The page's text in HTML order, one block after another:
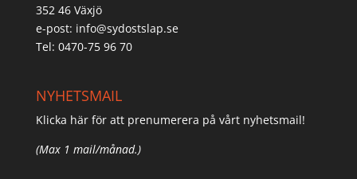
352 46 Växjö
e-post: info@sydostslap.se
Tel: 0470-75 96 70
NYHETSMAIL
Klicka här för att prenumerera på vårt nyhetsmail!
(Max 1 mail/månad.)